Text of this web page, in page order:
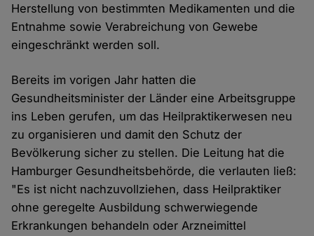
Herstellung von bestimmten Medikamenten und die
Entnahme sowie Verabreichung von Gewebe
eingeschränkt werden soll.
Bereits im vorigen Jahr hatten die
Gesundheitsminister der Länder eine Arbeitsgruppe
ins Leben gerufen, um das Heilpraktikerwesen neu
zu organisieren und damit den Schutz der
Bevölkerung sicher zu stellen. Die Leitung hat die
Hamburger Gesundheitsbehörde, die verlauten ließ:
"Es ist nicht nachzuvollziehen, dass Heilpraktiker
ohne geregelte Ausbildung schwerwiegende
Erkrankungen behandeln oder Arzneimittel